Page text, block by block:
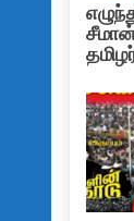
சீமான்